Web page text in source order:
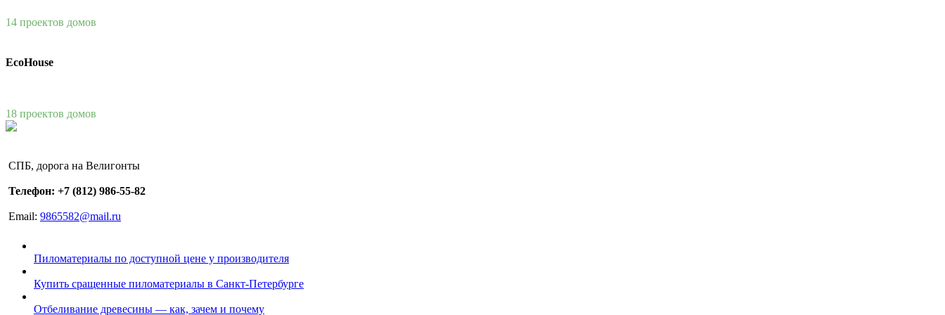
14 проектов домов
EcoHouse
18 проектов домов
СПБ, дорога на Велигонты
Телефон: +7 (812) 986-55-82
Email: 9865582@mail.ru
Пиломатериалы по доступной цене у производителя
Купить сращенные пиломатериалы в Санкт-Петербурге
Отбеливание древесины — как, зачем и почему